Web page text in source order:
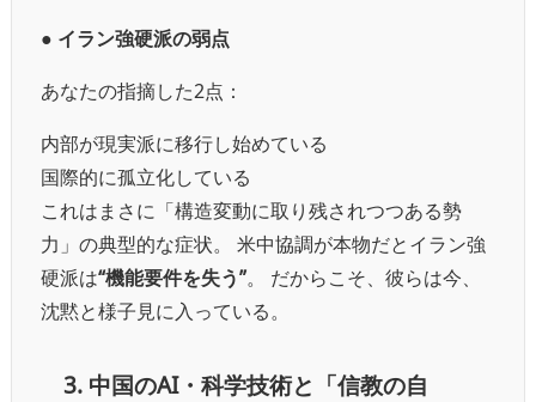
● イラン強硬派の弱点
あなたの指摘した2点：
内部が現実派に移行し始めている
国際的に孤立化している
これはまさに「構造変動に取り残されつつある勢
力」の典型的な症状。 米中協調が本物だとイラン強
硬派は“機能要件を失う”。 だからこそ、彼らは今、
沈黙と様子見に入っている。
3. 中国のAI・科学技術と「信教の自